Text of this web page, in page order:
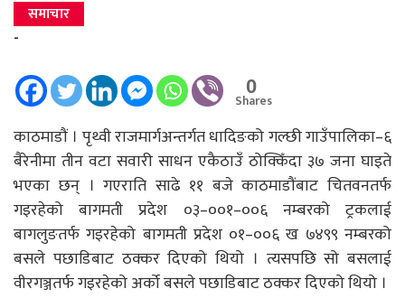
समाचार
-
0
Shares
काठमाडौं । पृथ्वी राजमार्गअन्तर्गत धादिङको गल्छी गाउँपालिका–६
बैरेनीमा तीन वटा सवारी साधन एकैठाउँ ठोक्किँदा ३७ जना घाइते
भएका छन् । गएराति साढे ११ बजे काठमाडौंबाट चितवनतर्फ
गइरहेको बागमती प्रदेश ०३–००१–००६ नम्बरको ट्रकलाई
बागलुङतर्फ गइरहेको बागमती प्रदेश ०१–००६ ख ७४९९ नम्बरको
बसले पछाडिबाट ठक्कर दिएको थियो । त्यसपछि सो बसलाई
वीरगञ्जतर्फ गइरहेको अर्को बसले पछाडिबाट ठक्कर दिएको थियो ।